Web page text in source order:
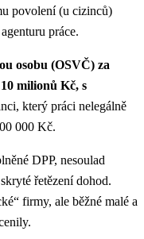
povolení (u cizinců)
práce.
osobu (OSVČ) za
milionů Kč, s
který práci nelegálně
000 Kč.
DPP, nesoulad
řetězení dohod.
firmy, ale běžné malé a